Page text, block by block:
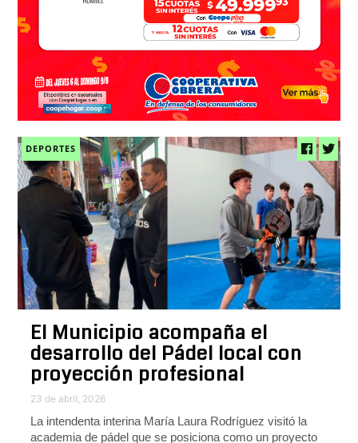
DEPORTES
El Municipio acompaña el
desarrollo del Pádel local con
proyección profesional
23 de abril, 2026
La intendenta interina María Laura Rodríguez visitó la
academia de pádel que se posiciona como un proyecto